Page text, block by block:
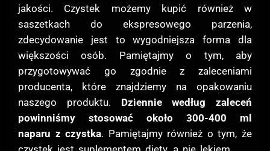
jakości. Czystek możemy kupić również w
saszetkach do ekspresowego parzenia,
zdecydowanie jest to wygodniejsza forma dla
większości osób. Pamiętajmy o tym, aby
przygotowywać go zgodnie z zaleceniami
producenta, które znajdziemy na opakowaniu
naszego produktu. Dziennie według zaleceń
powinniśmy stosować około 300-400 ml
naparu z czystka. Pamiętajmy również o tym, że